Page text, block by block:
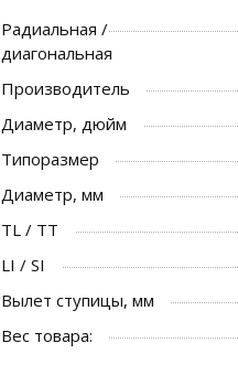
Радиальная /
диагональная
Производитель
Диаметр, дюйм
Типоразмер
Диаметр, мм
TL / TT
LI / SI
Вылет ступицы, мм
Вес товара: